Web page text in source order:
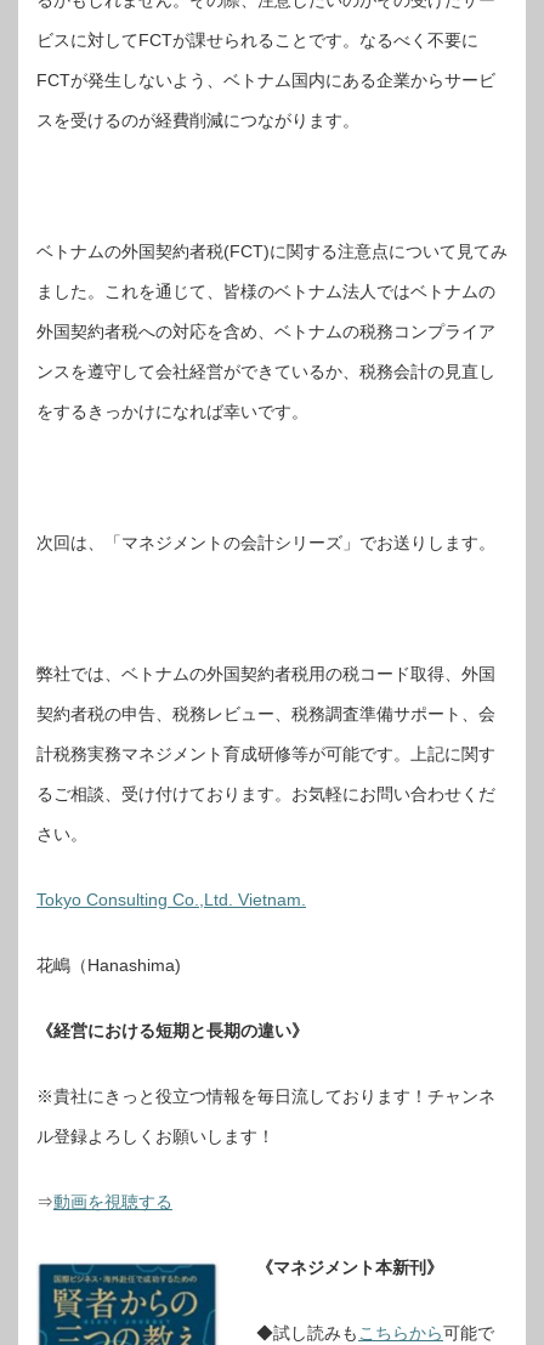
ビスに対してFCTが課せられることです。なるべく不要に
FCTが発生しないよう、ベトナム国内にある企業からサービ
スを受けるのが経費削減につながります。
ベトナムの外国契約者税(FCT)に関する注意点について見てみ
ました。これを通じて、皆様のベトナム法人ではベトナムの
外国契約者税への対応を含め、ベトナムの税務コンプライア
ンスを遵守して会社経営ができているか、税務会計の見直し
をするきっかけになれば幸いです。
次回は、「マネジメントの会計シリーズ」でお送りします。
弊社では、ベトナムの外国契約者税用の税コード取得、外国
契約者税の申告、税務レビュー、税務調査準備サポート、会
計税務実務マネジメント育成研修等が可能です。上記に関す
るご相談、受け付けております。お気軽にお問い合わせくだ
さい。
Tokyo Consulting Co.,Ltd. Vietnam.
花嶋（Hanashima)
《経営における短期と長期の違い》
※貴社にきっと役立つ情報を毎日流しております！チャンネ
ル登録よろしくお願いします！
⇒動画を視聴する
《マネジメント本新刊》
◆試し読みも こちらから可能で